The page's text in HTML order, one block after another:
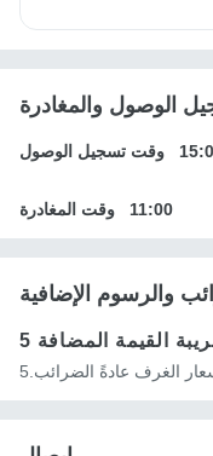
الوصول والمغادرة
وقت تسجيل الوصول
وقت المغادرة 11:00
والرسوم الإضافية
القيمة المضافة